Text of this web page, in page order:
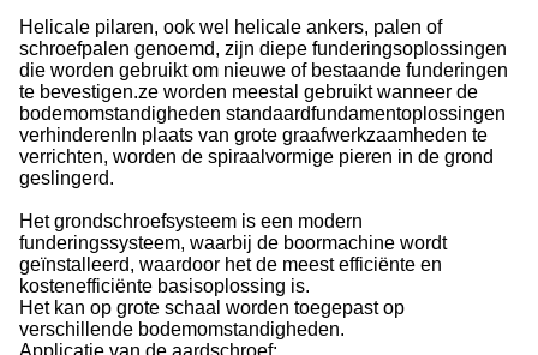
Helicale pilaren, ook wel helicale ankers, palen of
schroefpalen genoemd, zijn diepe funderingsoplossingen
die worden gebruikt om nieuwe of bestaande funderingen
te bevestigen.ze worden meestal gebruikt wanneer de
bodemomstandigheden standaardfundamentoplossingen
verhinderenIn plaats van grote graafwerkzaamheden te
verrichten, worden de spiraalvormige pieren in de grond
geslingerd.
Het grondschroefsysteem is een modern
funderingssysteem, waarbij de boormachine wordt
geïnstalleerd, waardoor het de meest efficiënte en
kostenefficiënte basisoplossing is.
Het kan op grote schaal worden toegepast op
verschillende bodemomstandigheden.
Applicatie van de aardschroef: